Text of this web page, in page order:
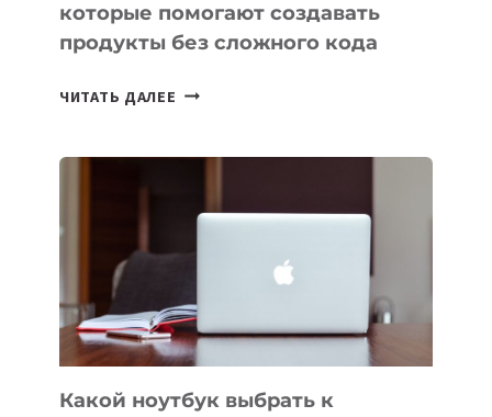
которые помогают создавать
продукты без сложного кода
ЧИТАТЬ ДАЛЕЕ 7
ПОМОГАЮТ
СОЗДАВАТЬ
БЕЗ
СЛОЖНОГО
КОДА
Какой ноутбук выбрать к